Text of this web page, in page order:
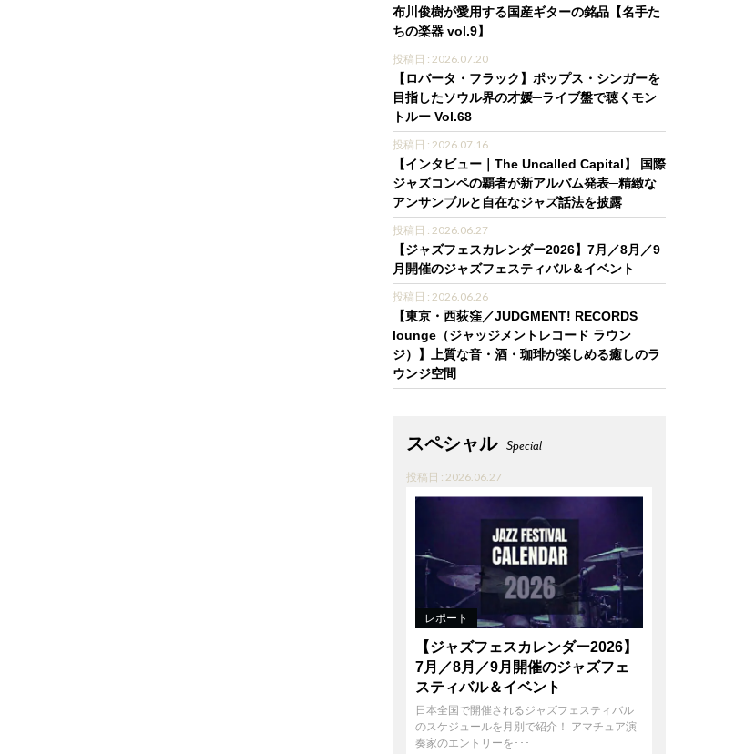
布川俊樹が愛用する国産ギターの銘品【名手た
ちの楽器 vol.9】
投稿日 : 2026.07.20
【ロバータ・フラック】ポップス・シンガーを
目指したソウル界の才媛─ライブ盤で聴くモン
トルー Vol.68
投稿日 : 2026.07.16
【インタビュー｜The Uncalled Capital】 国際
ジャズコンペの覇者が新アルバム発表─精緻な
アンサンブルと自在なジャズ話法を披露
投稿日 : 2026.06.27
【ジャズフェスカレンダー2026】7月／8月／9
月開催のジャズフェスティバル＆イベント
投稿日 : 2026.06.26
【東京・西荻窪／JUDGMENT! RECORDS
lounge（ジャッジメントレコード ラウン
ジ）】上質な音・酒・珈琲が楽しめる癒しのラ
ウンジ空間
スペシャル Special
投稿日 : 2026.06.27
レポート
【ジャズフェスカレンダー2026】
7月／8月／9月開催のジャズフェ
スティバル＆イベント
日本全国で開催されるジャズフェスティバル
のスケジュールを月別で紹介！ アマチュア演
奏家のエントリーを･･･